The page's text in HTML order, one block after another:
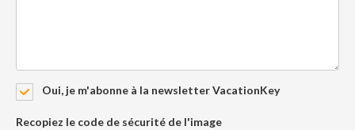
Oui, je m'abonne à la newsletter VacationKey
Recopiez le code de sécurité de l'image